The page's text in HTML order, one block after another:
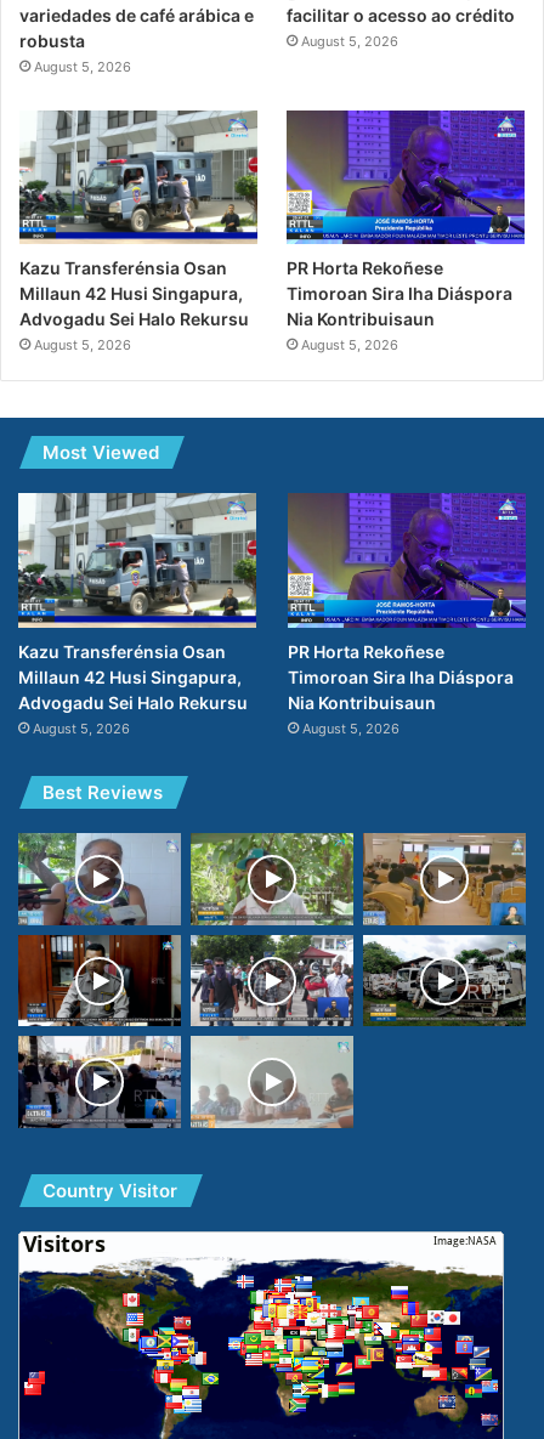
variedades de café arábica e
robusta
August 5, 2026
facilitar o acesso ao crédito
August 5, 2026
Kazu Transferénsia Osan
Millaun 42 Husi Singapura,
Advogadu Sei Halo Rekursu
August 5, 2026
PR Horta Rekoñese
Timoroan Sira Iha Diáspora
Nia Kontribuisaun
August 5, 2026
Most Viewed
Kazu Transferénsia Osan
Millaun 42 Husi Singapura,
Advogadu Sei Halo Rekursu
August 5, 2026
PR Horta Rekoñese
Timoroan Sira Iha Diáspora
Nia Kontribuisaun
August 5, 2026
Best Reviews
Country Visitor